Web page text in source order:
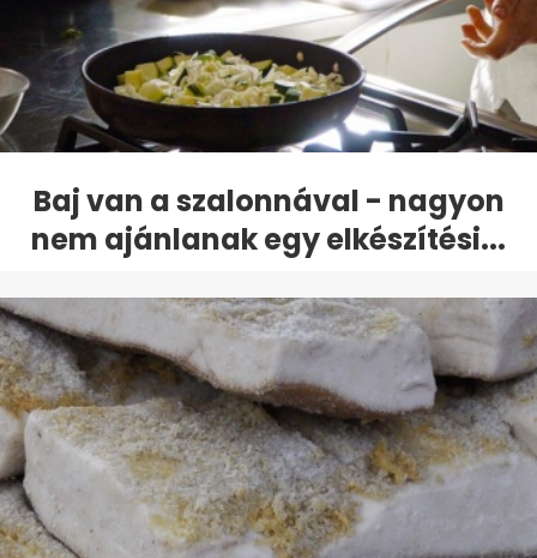
Baj van a szalonnával - nagyon
nem ajánlanak egy elkészítési...